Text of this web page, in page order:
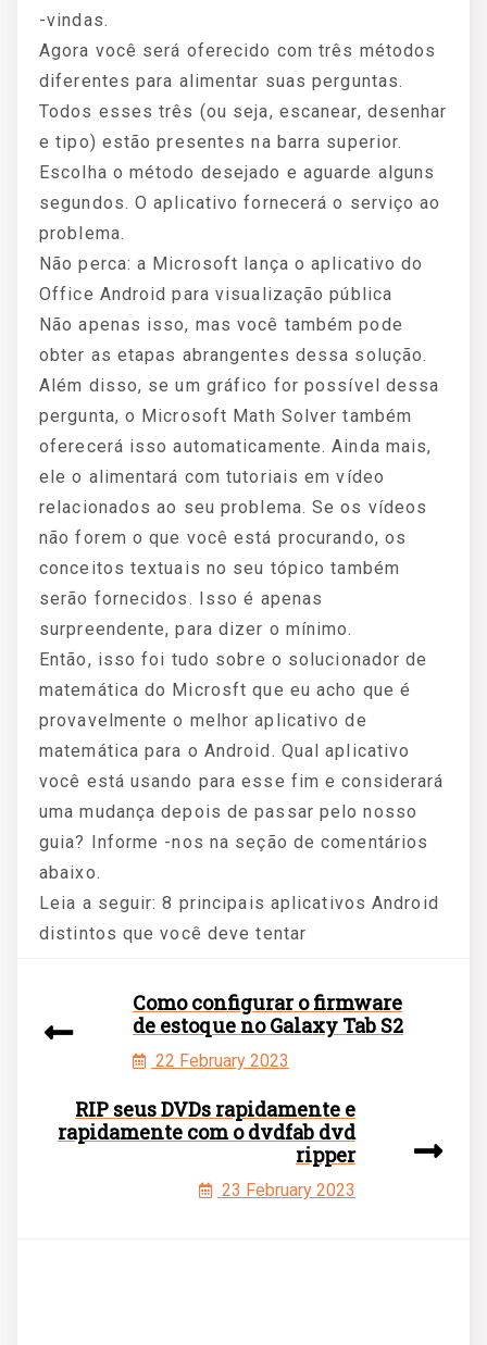
-vindas.
Agora você será oferecido com três métodos
diferentes para alimentar suas perguntas.
Todos esses três (ou seja, escanear, desenhar
e tipo) estão presentes na barra superior.
Escolha o método desejado e aguarde alguns
segundos. O aplicativo fornecerá o serviço ao
problema.
Não perca: a Microsoft lança o aplicativo do
Office Android para visualização pública
Não apenas isso, mas você também pode
obter as etapas abrangentes dessa solução.
Além disso, se um gráfico for possível dessa
pergunta, o Microsoft Math Solver também
oferecerá isso automaticamente. Ainda mais,
ele o alimentará com tutoriais em vídeo
relacionados ao seu problema. Se os vídeos
não forem o que você está procurando, os
conceitos textuais no seu tópico também
serão fornecidos. Isso é apenas
surpreendente, para dizer o mínimo.
Então, isso foi tudo sobre o solucionador de
matemática do Microsft que eu acho que é
provavelmente o melhor aplicativo de
matemática para o Android. Qual aplicativo
você está usando para esse fim e considerará
uma mudança depois de passar pelo nosso
guia? Informe -nos na seção de comentários
abaixo.
Leia a seguir: 8 principais aplicativos Android
distintos que você deve tentar
Como configurar o firmware
de estoque no Galaxy Tab S2
22 February 2023
RIP seus DVDs rapidamente e
rapidamente com o dvdfab dvd
ripper
23 February 2023